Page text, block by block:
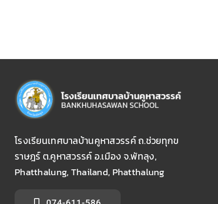
โรงเรียนเทศบาลบ้านคูหาสวรรค์ ถ.ช่วยทุกข
ราษฎร์ ต.คูหาสวรรค์ อ.เมือง จ.พัทลุง,
Phatthalung, Thailand, Phatthalung